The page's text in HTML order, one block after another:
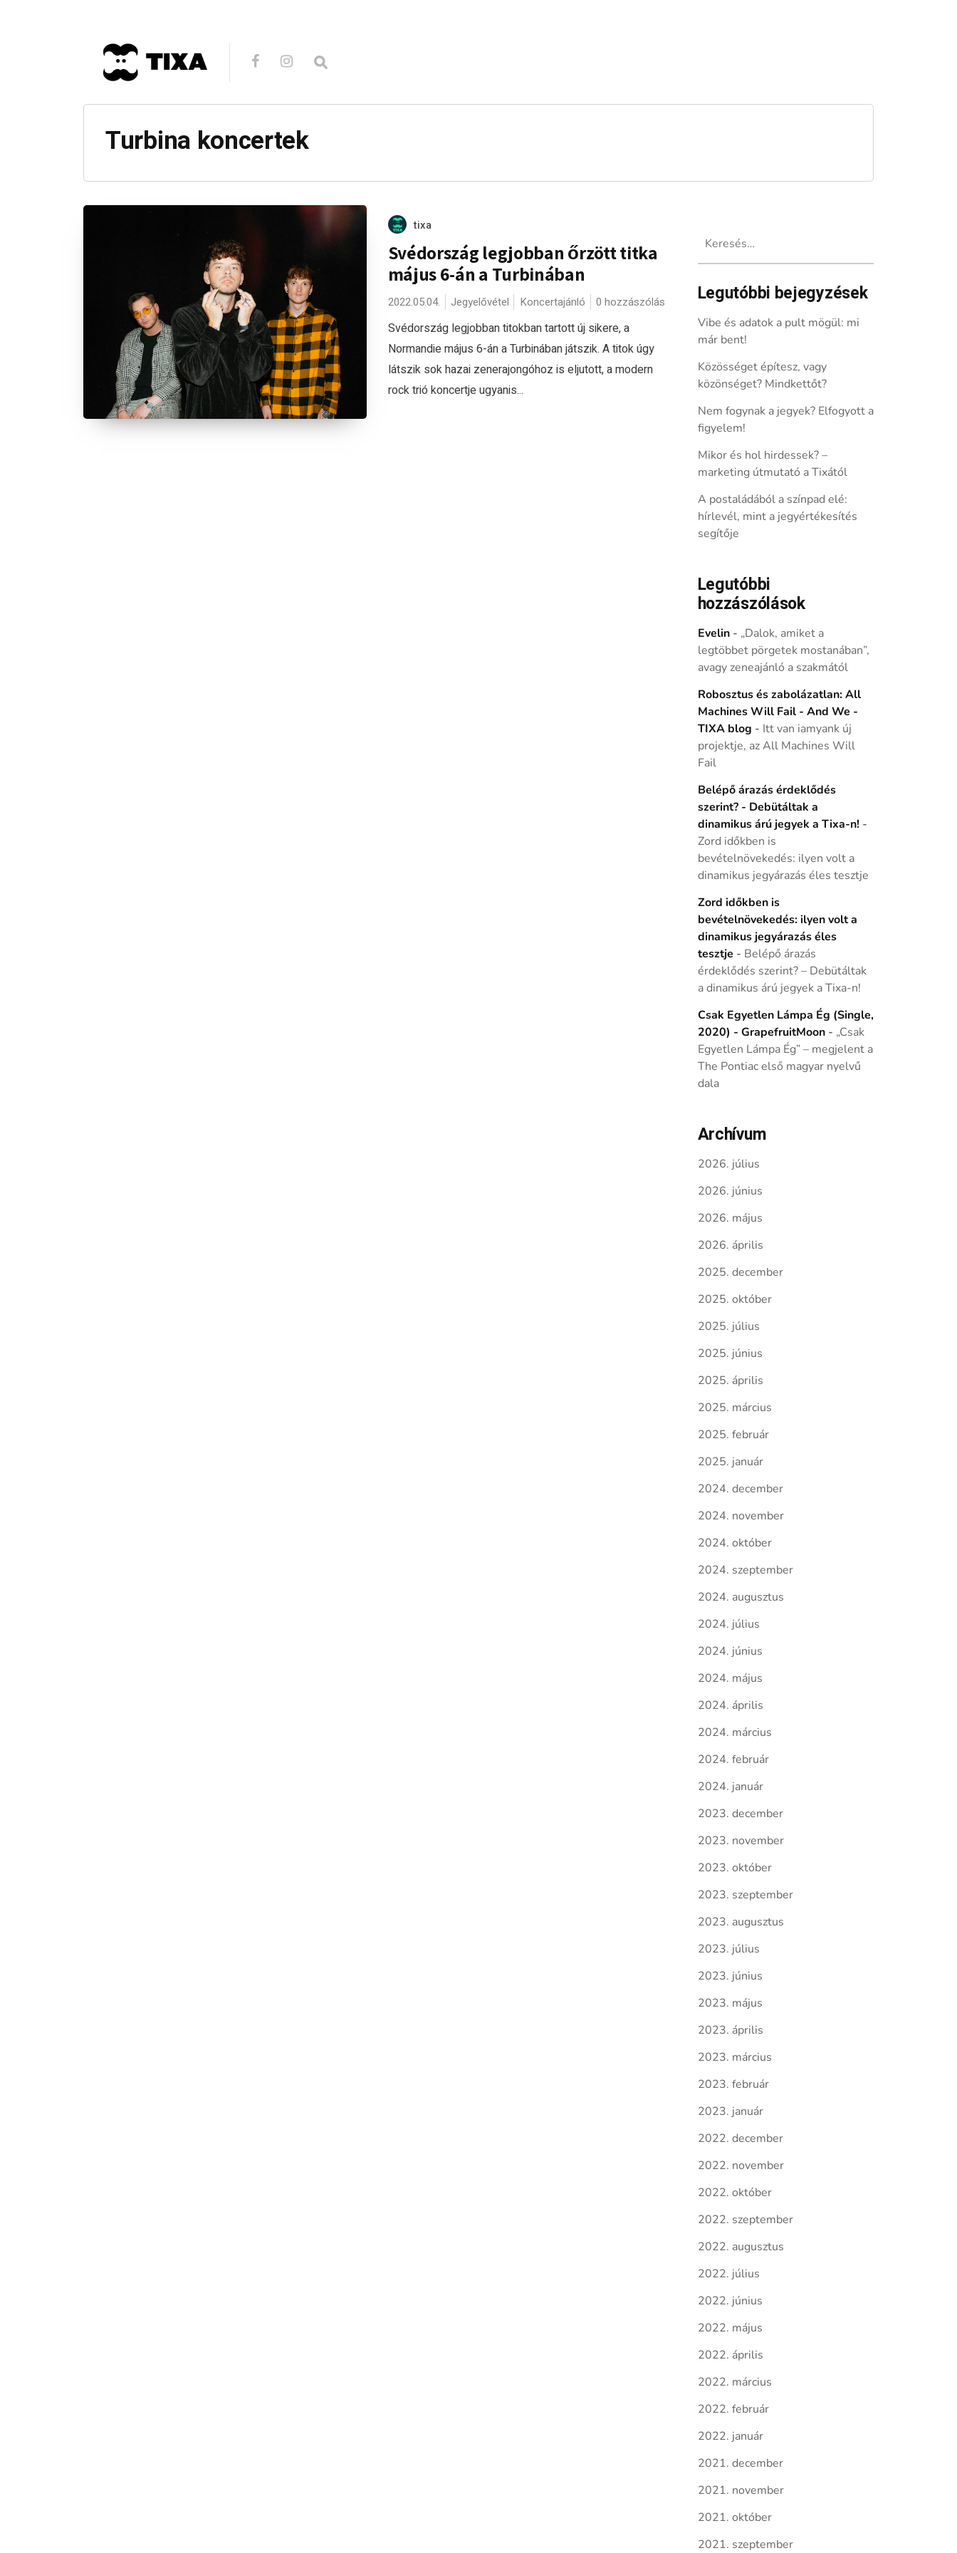
Turbina koncertek
tixa
Svédország legjobban őrzött titka
május 6-án a Turbinában
2022.05.04. Jegyelővétel Koncertajánló 0 hozzászólás
Svédország legjobban titokban tartott új sikere, a
Normandie május 6-án a Turbinában játszik. A titok úgy
látszik sok hazai zenerajongóhoz is eljutott, a modern
rock trió koncertje ugyanis...
Legutóbbi bejegyzések
Vibe és adatok a pult mögül: mi
már bent!
Közösséget építesz, vagy
közönséget? Mindkettőt?
Nem fogynak a jegyek? Elfogyott a
figyelem!
Mikor és hol hirdessek? –
marketing útmutató a Tixától
A postaládából a színpad elé:
hírlevél, mint a jegyértékesítés
segítője
Legutóbbi
hozzászólások
Evelin- „Dalok, amiket a
legtöbbet pörgetek mostanában”,
avagy zeneajánló a szakmától
Robosztus és zabolázatlan: All
Machines Will Fail - And We -
TIXA blog - Itt van iamyank új
projektje, az All Machines Will
Fail
Belépő árazás érdeklődés
szerint? - Debütáltak a
dinamikus árú jegyek a Tixa-n! -
Zord időkben is
bevételnövekedés: ilyen volt a
dinamikus jegyárazás éles tesztje
Zord időkben is
bevételnövekedés: ilyen volt a
dinamikus jegyárazás éles
tesztje - Belépő árazás
érdeklődés szerint? – Debütáltak
a dinamikus árú jegyek a Tixa-n!
Csak Egyetlen Lámpa Ég (Single,
2020) - GrapefruitMoon- „Csak
Egyetlen Lámpa Ég” – megjelent a
The Pontiac első magyar nyelvű
dala
Archívum
2026. július
2026. június
2026. május
2026. április
2025. december
2025. október
2025. július
2025. június
2025. április
2025. március
2025. február
2025. január
2024. december
2024. november
2024. október
2024. szeptember
2024. augusztus
2024. július
2024. június
2024. május
2024. április
2024. március
2024. február
2024. január
2023. december
2023. november
2023. október
2023. szeptember
2023. augusztus
2023. július
2023. június
2023. május
2023. április
2023. március
2023. február
2023. január
2022. december
2022. november
2022. október
2022. szeptember
2022. augusztus
2022. július
2022. június
2022. május
2022. április
2022. március
2022. február
2022. január
2021. december
2021. november
2021. október
2021. szeptember